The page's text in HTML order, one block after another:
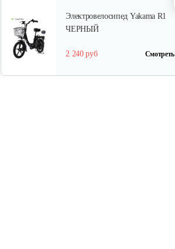
Электровелосипед Yakama R1
ЧЕРНЫЙ
2 240 руб Смотреть